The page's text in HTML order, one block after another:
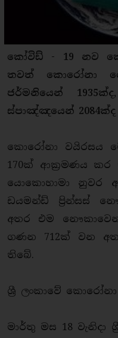
කෝවිඩ් - 19 නව
තවත් කොරෝනා
ජර්මනියෙන්
ස්පාඤ්ඤයෙන්
කොරෝනා වයිරසය
170ක් ආක්‍රමණය කර
යොකොහාමා නුවර
ඩයමන්ඩ් ප්‍රින්සස්
අතර එම
ගණන 712ක් වන
තිබේ.
ශ්‍රී ලංකාවේ
මාර්තු මස 18 වැනිදා